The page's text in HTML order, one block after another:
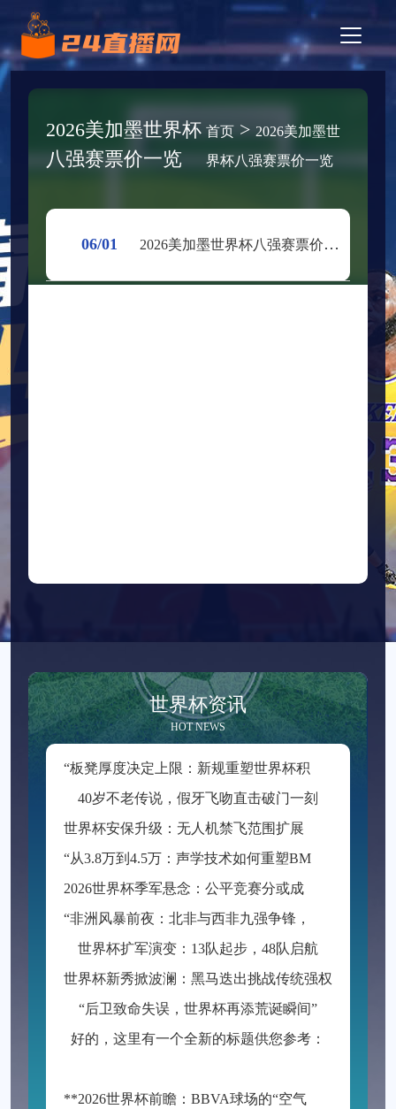
2026美加墨世界杯
八强赛票价一览
首页 >2026美加墨世
界杯八强赛票价一览
06/01 2026美加墨世界杯八强赛票价一览
世界杯资讯
HOT NEWS
40岁不老传说，假牙飞吻直击破门一刻
世界杯扩军演变：13队起步，48队启航
世界杯新秀掀波澜：黑马迭出挑战传统强权
“后卫致命失误，世界杯再添荒诞瞬间”
好的，这里有一个全新的标题供您参考：
**2026世界杯前瞻：BBVA球场的“空气动力学”——538米海拔如何改写足球的抛物线**